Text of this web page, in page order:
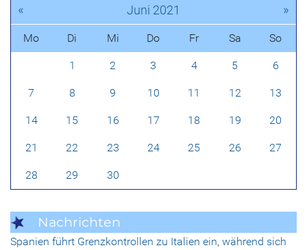
« Juni 2021 »
Mo Di Mi Do Fr Sa So
1 2 3 4 5 6
7 8 9 10 11 12 13
14 15 16 17 18 19 20
21 22 23 24 25 26 27
28 29 30
Nachrichten
Spanien führt Grenzkontrollen zu Italien ein, während sich